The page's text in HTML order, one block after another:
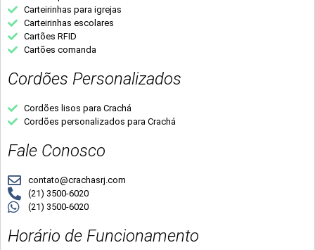
Carteirinhas para igrejas
Carteirinhas escolares
Cartões RFID
Cartões comanda
Cordões Personalizados
Cordões lisos para Crachá
Cordões personalizados para Crachá
Fale Conosco
contato@crachasrj.com
(21) 3500-6020
(21) 3500-6020
Horário de Funcionamento